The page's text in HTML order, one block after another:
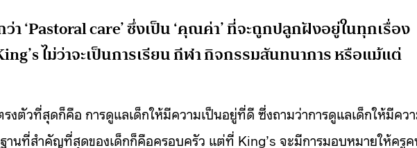
‘Pastoral care’ ซึ่งเป็น ‘คุณค่า’ ที่จะถูกปลูกฝังอยู่ในทุกเรื่อง
ไม่ว่าจะเป็นการเรียน กีฬา กิจกรรมสันทนาการ หรือแม้แต่
งตัวที่สุดก็คือ การดูแลเด็กให้มีความเป็นอยู่ที่ดี ซึ่งถามว่าการดูแลเด็กให้มีคว
นที่สำคัญที่สุดของเด็กก็คือครอบครัว แต่ที่ King’s จะมีการมอบหมายให้ครู